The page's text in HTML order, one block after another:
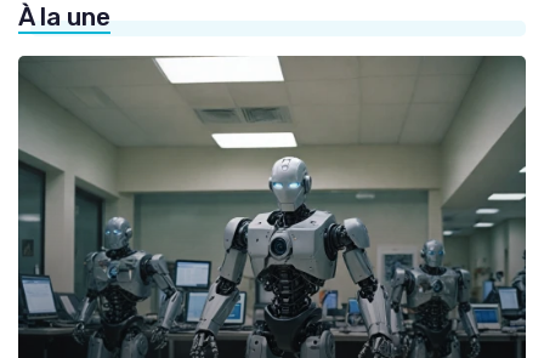
» Nouveaux outils et logiciels
À la une